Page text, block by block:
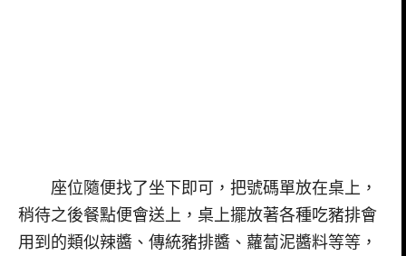
座位隨便找了坐下即可，把號碼單放在桌上，
稍待之後餐點便會送上，桌上擺放著各種吃豬排會
用到的類似辣醬、傳統豬排醬、蘿蔔泥醬料等等，